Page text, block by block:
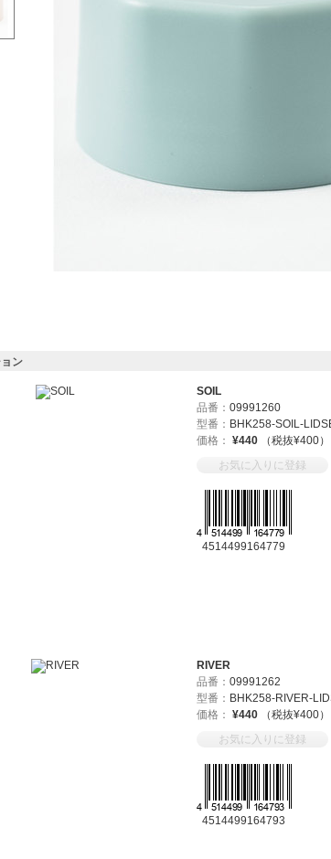
ン
SOIL
品番： 09991260
型番： BHK258-SOIL-
価格： ¥440 （税抜¥400）
お気に入りに登録
4514499164779
RIVER
品番： 09991262
型番： BHK258-RIVER-
価格： ¥440 （税抜¥400）
お気に入りに登録
4514499164793